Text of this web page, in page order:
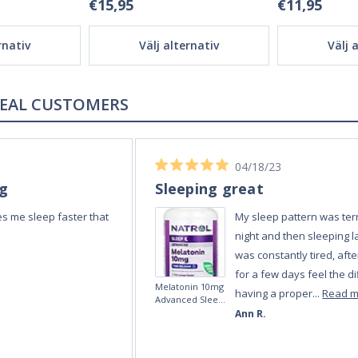
€15,95
Välj alternativ
€11,95
Välj
REAL REVIEWS FROM REAL CUSTOMERS